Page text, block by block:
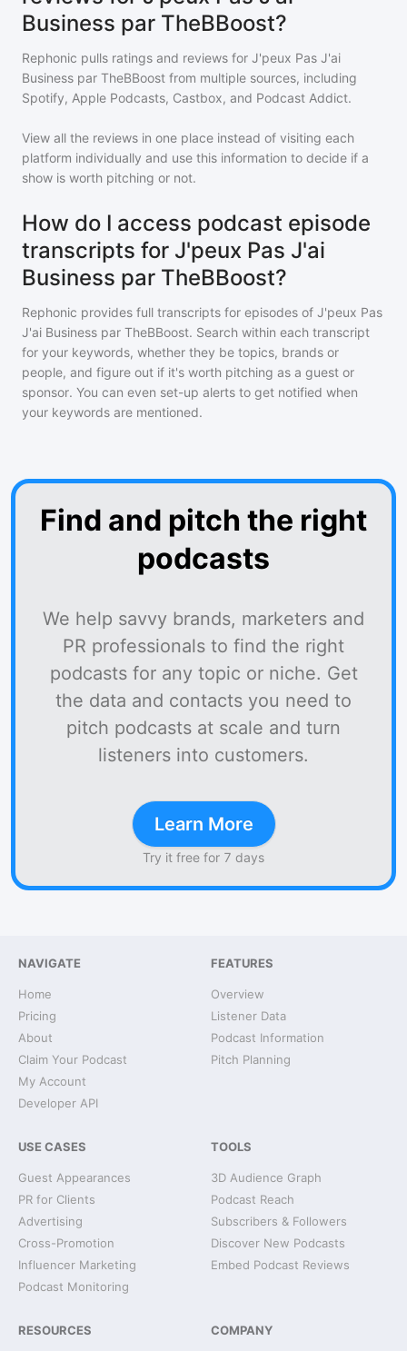
Business par TheBBoost?
Rephonic pulls ratings and reviews for J'peux Pas J'ai
Business par TheBBoost from multiple sources, including
Spotify, Apple Podcasts, Castbox, and Podcast Addict.
View all the reviews in one place instead of visiting each
platform individually and use this information to decide if a
show is worth pitching or not.
How do I access podcast episode
transcripts for J'peux Pas J'ai
Business par TheBBoost?
Rephonic provides full transcripts for episodes of J'peux Pas
J'ai Business par TheBBoost. Search within each transcript
for your keywords, whether they be topics, brands or
people, and figure out if it's worth pitching as a guest or
sponsor. You can even set-up alerts to get notified when
your keywords are mentioned.
Find and pitch the right
podcasts
We help savvy brands, marketers and
PR professionals to find the right
podcasts for any topic or niche. Get
the data and contacts you need to
pitch podcasts at scale and turn
listeners into customers.
Learn More
Try it free for 7 days
NAVIGATE
Home
Pricing
About
Claim Your Podcast
My Account
Developer API
FEATURES
Overview
Listener Data
Podcast Information
Pitch Planning
USE CASES
Guest Appearances
PR for Clients
Advertising
Cross-Promotion
Influencer Marketing
Podcast Monitoring
TOOLS
3D Audience Graph
Podcast Reach
Subscribers & Followers
Discover New Podcasts
Embed Podcast Reviews
RESOURCES COMPANY